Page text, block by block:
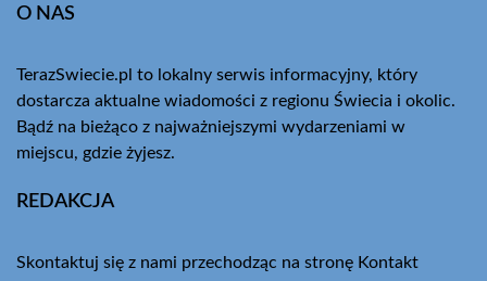
O NAS
TerazSwiecie.pl to lokalny serwis informacyjny, który
dostarcza aktualne wiadomości z regionu Świecia i okolic.
Bądź na bieżąco z najważniejszymi wydarzeniami w
miejscu, gdzie żyjesz.
REDAKCJA
Skontaktuj się z nami przechodząc na stronę Kontakt